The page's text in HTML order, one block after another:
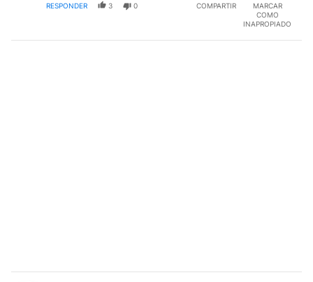
RESPONDER 3 0 COMPARTIR
MARCAR
COMO
INAPROPIADO